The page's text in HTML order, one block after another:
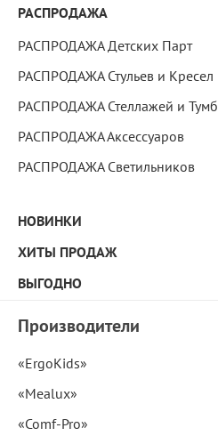
РАСПРОДАЖА
РАСПРОДАЖА Детских Парт
РАСПРОДАЖА Стульев и Кресел
РАСПРОДАЖА Стеллажей и Тумб
РАСПРОДАЖА Аксессуаров
РАСПРОДАЖА Светильников
НОВИНКИ
ХИТЫ ПРОДАЖ
ВЫГОДНО
Производители
«ErgoKids»
«Mealux»
«Comf-Pro»